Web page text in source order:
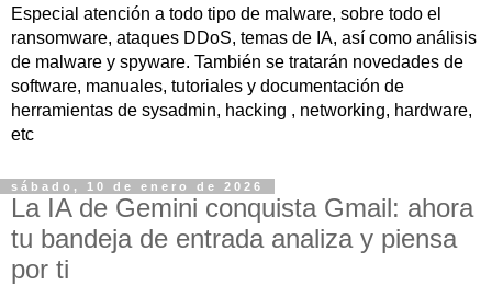
Especial atención a todo tipo de malware, sobre todo el
ransomware, ataques DDoS, temas de IA, así como análisis
de malware y spyware. También se tratarán novedades de
software, manuales, tutoriales y documentación de
herramientas de sysadmin, hacking , networking, hardware,
etc
sábado, 10 de enero de 2026
La IA de Gemini conquista Gmail: ahora
tu bandeja de entrada analiza y piensa
por ti